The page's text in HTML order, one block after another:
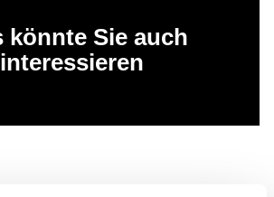
könnte Sie auch
interessieren